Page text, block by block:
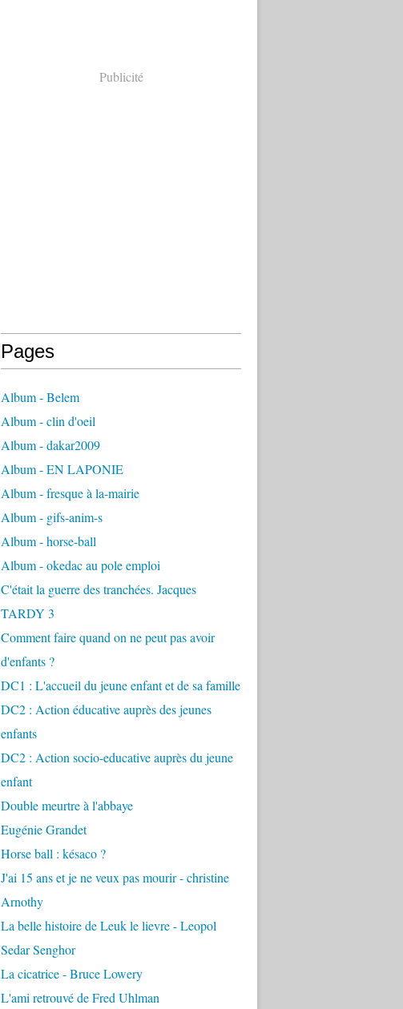
Publicité
Pages
Album - Belem
Album - clin d'oeil
Album - dakar2009
Album - EN LAPONIE
Album - fresque à la-mairie
Album - gifs-anim-s
Album - horse-ball
Album - okedac au pole emploi
C'était la guerre des tranchées. Jacques
TARDY 3
Comment faire quand on ne peut pas avoir
d'enfants ?
DC1 : L'accueil du jeune enfant et de sa famille
DC2 : Action éducative auprès des jeunes
enfants
DC2 : Action socio-educative auprès du jeune
enfant
Double meurtre à l'abbaye
Eugénie Grandet
Horse ball : késaco ?
J'ai 15 ans et je ne veux pas mourir - christine
Arnothy
La belle histoire de Leuk le lievre - Leopol
Sedar Senghor
La cicatrice - Bruce Lowery
L'ami retrouvé de Fred Uhlman